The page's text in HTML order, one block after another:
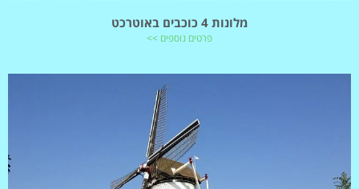
מלונות 4 כוכבים באוטרכט
פרטים נוספים >>